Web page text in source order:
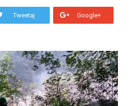
Tweetaj Google+